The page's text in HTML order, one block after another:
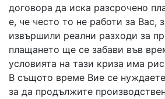
договора да иска разсрочено
е, че често то не работи за Вас,
извършили реални разходи за
плащането ще се забави във
условията на тази криза има
В същото време Вие се
за да продължите